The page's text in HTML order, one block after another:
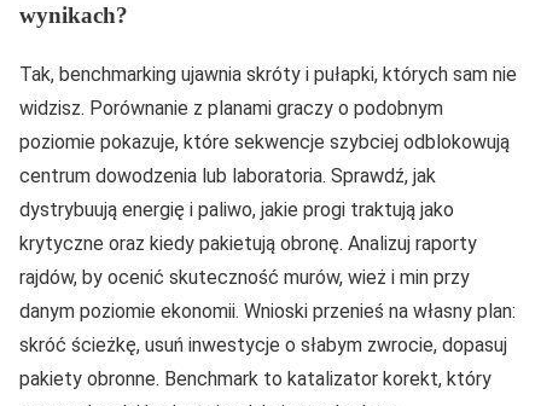
wynikach?
Tak, benchmarking ujawnia skróty i pułapki, których sam nie
widzisz. Porównanie z planami graczy o podobnym
poziomie pokazuje, które sekwencje szybciej odblokowują
centrum dowodzenia lub laboratoria. Sprawdź, jak
dystrybuują energię i paliwo, jakie progi traktują jako
krytyczne oraz kiedy pakietują obronę. Analizuj raporty
rajdów, by ocenić skuteczność murów, wież i min przy
danym poziomie ekonomii. Wnioski przenieś na własny plan:
skróć ścieżkę, usuń inwestycje o słabym zwrocie, dopasuj
pakiety obronne. Benchmark to katalizator korekt, który